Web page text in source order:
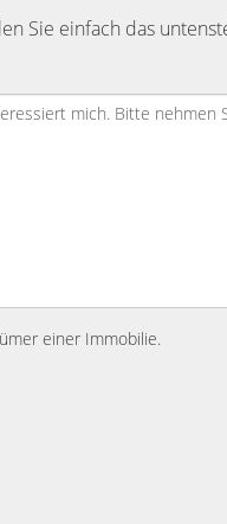
Sie einfach das
einer Immobilie.